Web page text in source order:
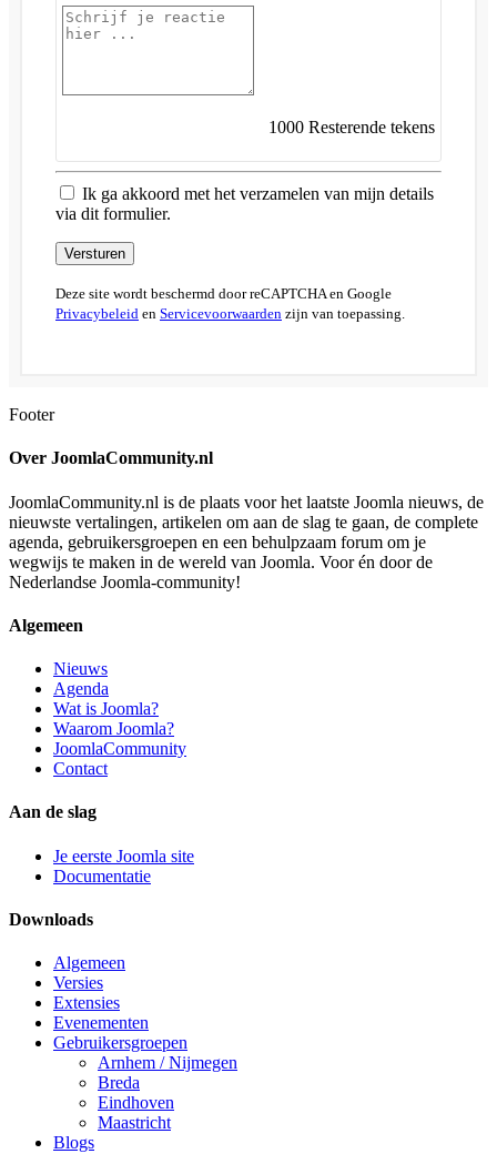
1000 Resterende tekens
Ik ga akkoord met het verzamelen van mijn details
via dit formulier.
Versturen
Deze site wordt beschermd door reCAPTCHA en Google
Privacybeleid en Servicevoorwaarden zijn van toepassing.
Footer
Over JoomlaCommunity.nl
JoomlaCommunity.nl is de plaats voor het laatste Joomla nieuws, de
nieuwste vertalingen, artikelen om aan de slag te gaan, de complete
agenda, gebruikersgroepen en een behulpzaam forum om je
wegwijs te maken in de wereld van Joomla. Voor én door de
Nederlandse Joomla-community!
Algemeen
Nieuws
Agenda
Wat is Joomla?
Waarom Joomla?
JoomlaCommunity
Contact
Aan de slag
Je eerste Joomla site
Documentatie
Downloads
Algemeen
Versies
Extensies
Evenementen
Gebruikersgroepen
Arnhem / Nijmegen
Breda
Eindhoven
Maastricht
Blogs